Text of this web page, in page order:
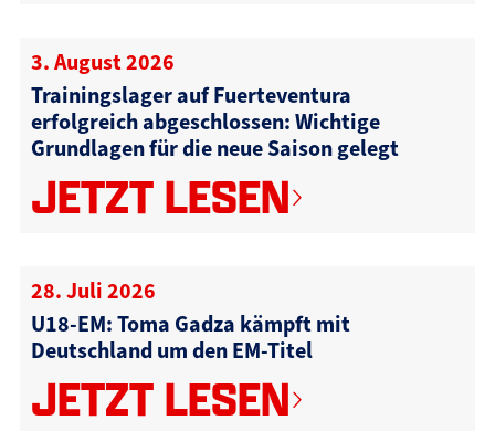
3. August 2026
Trainingslager auf Fuerteventura
erfolgreich abgeschlossen: Wichtige
Grundlagen für die neue Saison gelegt
JETZT LESEN
28. Juli 2026
U18-EM: Toma Gadza kämpft mit
Deutschland um den EM-Titel
JETZT LESEN